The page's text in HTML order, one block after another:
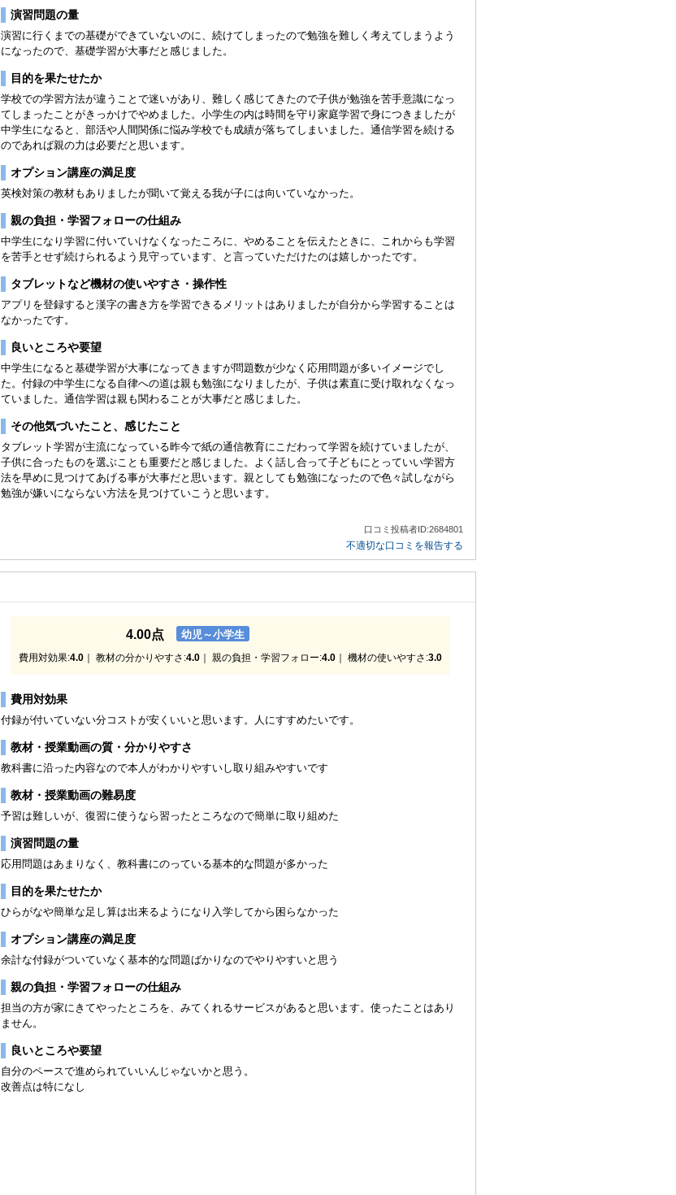
演習問題の量
演習に行くまでの基礎ができていないのに、続けてしまったので勉強を難しく考えてしまうよう
になったので、基礎学習が大事だと感じました。
目的を果たせたか
学校での学習方法が違うことで迷いがあり、難しく感じてきたので子供が勉強を苦手意識になっ
てしまったことがきっかけでやめました。小学生の内は時間を守り家庭学習で身につきましたが
中学生になると、部活や人間関係に悩み学校でも成績が落ちてしまいました。通信学習を続ける
のであれば親の力は必要だと思います。
オプション講座の満足度
英検対策の教材もありましたが聞いて覚える我が子には向いていなかった。
親の負担・学習フォローの仕組み
中学生になり学習に付いていけなくなったころに、やめることを伝えたときに、これからも学習
を苦手とせず続けられるよう見守っています、と言っていただけたのは嬉しかったです。
タブレットなど機材の使いやすさ・操作性
アプリを登録すると漢字の書き方を学習できるメリットはありましたが自分から学習することは
なかったです。
良いところや要望
中学生になると基礎学習が大事になってきますが問題数が少なく応用問題が多いイメージでし
た。付録の中学生になる自律への道は親も勉強になりましたが、子供は素直に受け取れなくなっ
ていました。通信学習は親も関わることが大事だと感じました。
その他気づいたこと、感じたこと
タブレット学習が主流になっている昨今で紙の通信教育にこだわって学習を続けていましたが、
子供に合ったものを選ぶことも重要だと感じました。よく話し合って子どもにとっていい学習方
法を早めに見つけてあげる事が大事だと思います。親としても勉強になったので色々試しながら
勉強が嫌いにならない方法を見つけていこうと思います。
口コミ投稿者ID:2684801
不適切な口コミを報告する
4.00点 幼児～小学生
費用対効果:4.0 ｜ 教材の分かりやすさ:4.0 ｜ 親の負担・学習フォロー:4.0 ｜ 機材の使いやすさ:3.0
費用対効果
付録が付いていない分コストが安くいいと思います。人にすすめたいです。
教材・授業動画の質・分かりやすさ
教科書に沿った内容なので本人がわかりやすいし取り組みやすいです
教材・授業動画の難易度
予習は難しいが、復習に使うなら習ったところなので簡単に取り組めた
演習問題の量
応用問題はあまりなく、教科書にのっている基本的な問題が多かった
目的を果たせたか
ひらがなや簡単な足し算は出来るようになり入学してから困らなかった
オプション講座の満足度
余計な付録がついていなく基本的な問題ばかりなのでやりやすいと思う
親の負担・学習フォローの仕組み
担当の方が家にきてやったところを、みてくれるサービスがあると思います。使ったことはあり
ません。
良いところや要望
自分のペースで進められていいんじゃないかと思う。
改善点は特になし